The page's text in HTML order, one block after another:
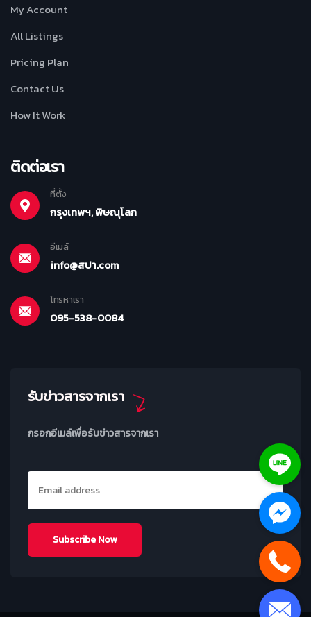
My Account
All Listings
Pricing Plan
Contact Us
How It Work
ติดต่อเรา
ที่ตั้ง
กรุงเทพฯ, พิษณุโลก
อีเมล์
info@สปา.com
โทรหาเรา
095-538-0084
รับข่าวสารจากเรา
กรอกอีเมล์เพื่อรับข่าวสารจากเรา